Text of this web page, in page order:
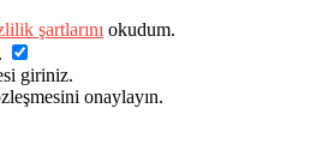
şartlarını okudum.
giriniz.
onaylayın.